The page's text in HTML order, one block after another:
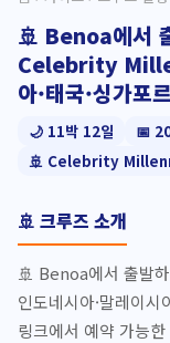
🚢 Benoa에서
Celebrity
아·태국·싱가
🌙 11박 12일
📅
🚢 Celebrity
🚢 크루즈 소개
🚢 Benoa에서 출발
인도네시아·말레이
링크에서 예약 가능